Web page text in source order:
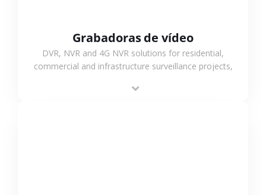
Grabadoras de vídeo
DVR, NVR and 4G NVR solutions for residential,
commercial and infrastructure surveillance projects,